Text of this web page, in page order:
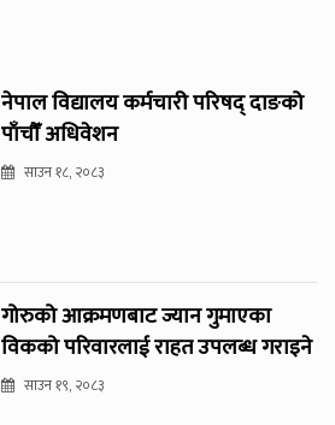
नेपाल विद्यालय कर्मचारी परिषद् दाङको
पाँचौँ अधिवेशन
साउन १८, २०८३
गोरुको आक्रमणबाट ज्यान गुमाएका
विकको परिवारलाई राहत उपलब्ध गराइने
साउन १९, २०८३